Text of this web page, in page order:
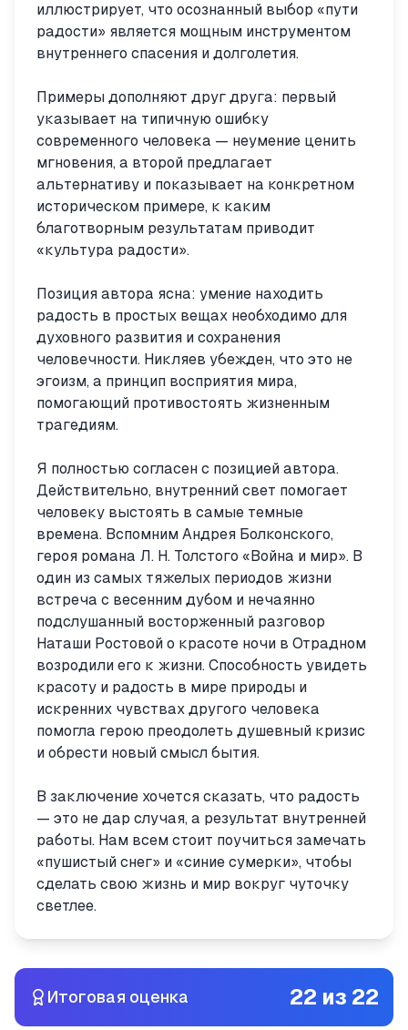
иллюстрирует, что осознанный выбор «пути
радости» является мощным инструментом
внутреннего спасения и долголетия.
Примеры дополняют друг друга: первый
указывает на типичную ошибку
современного человека — неумение ценить
мгновения, а второй предлагает
альтернативу и показывает на конкретном
историческом примере, к каким
благотворным результатам приводит
«культура радости».
Позиция автора ясна: умение находить
радость в простых вещах необходимо для
духовного развития и сохранения
человечности. Никляев убежден, что это не
эгоизм, а принцип восприятия мира,
помогающий противостоять жизненным
трагедиям.
Я полностью согласен с позицией автора.
Действительно, внутренний свет помогает
человеку выстоять в самые темные
времена. Вспомним Андрея Болконского,
героя романа Л. Н. Толстого «Война и мир». В
один из самых тяжелых периодов жизни
встреча с весенним дубом и нечаянно
подслушанный восторженный разговор
Наташи Ростовой о красоте ночи в Отрадном
возродили его к жизни. Способность увидеть
красоту и радость в мире природы и
искренних чувствах другого человека
помогла герою преодолеть душевный кризис
и обрести новый смысл бытия.
В заключение хочется сказать, что радость
— это не дар случая, а результат внутренней
работы. Нам всем стоит поучиться замечать
«пушистый снег» и «синие сумерки», чтобы
сделать свою жизнь и мир вокруг чуточку
светлее.
Итоговая оценка 22 из 22